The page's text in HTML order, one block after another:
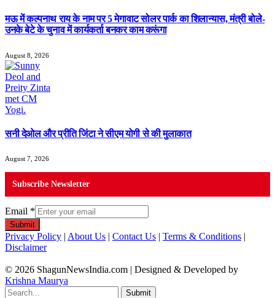
मऊ में कल्पनाथ राय के नाम पर 5 मेगावाट सोलर पार्क का शिलान्यास, मंत्री बोले-
उनके बेटे के चुनाव में कार्यकर्ता बनकर काम करूंगा
August 8, 2026
सनी देओल और प्रीति जिंटा ने सीएम योगी से की मुलाकात
August 7, 2026
Subscribe Newsletter
Email *
Submit
Privacy Policy | About Us | Contact Us | Terms & Conditions |
Disclaimer
© 2026 ShagunNewsIndia.com | Designed & Developed by
Krishna Maurya
Submit